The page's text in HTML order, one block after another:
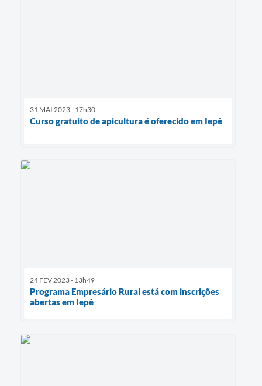
31 MAI 2023 - 17h30
Curso gratuito de apicultura é oferecido em Iepê
24 FEV 2023 - 13h49
Programa Empresário Rural está com inscrições
abertas em Iepê